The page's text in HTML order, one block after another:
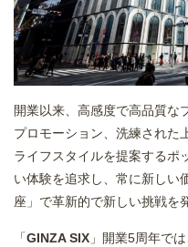
開業以来、高感度で高品質な
プロモーション、洗練された
ライフスタイルを提案するポ
い体験を追求し、常に新しい
座」で革新的で新しい挑戦を
「GINZA SIX 」開業5周年で